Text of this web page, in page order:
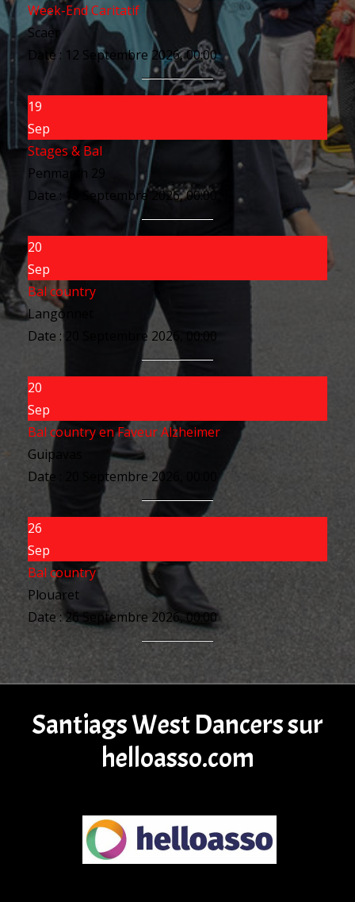
Week-End Caritatif
Scaër
Date : 12 Septembre 2026, 00:00
19
Sep
Stages & Bal
Penmarch 29
Date :
19 Septembre 2026, 00:00
20
Sep
Bal country
Langonnet
Date :
20 Septembre 2026, 00:00
20
Sep
Bal country en Faveur Alzheimer
Guipavas
Date :
20 Septembre 2026, 00:00
26
Sep
Bal country
Plouaret
Date :26 Septembre 2026, 00:00
Santiags West Dancers sur
helloasso.com